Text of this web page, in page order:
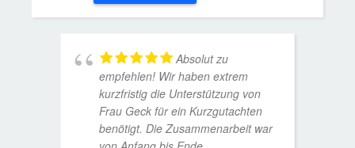
Absolut zu
empfehlen! Wir haben extrem
kurzfristig die Unterstützung von
Frau Geck für ein Kurzgutachten
benötigt. Die Zusammenarbeit war